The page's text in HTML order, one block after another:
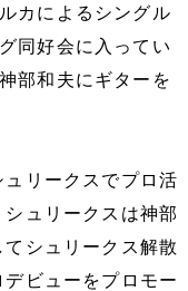
カによるシングル
同好会に入ってい
部和夫にギターを
リークスでプロ活
ュリークスは神部
シュリークス解散
ビューをプロモー